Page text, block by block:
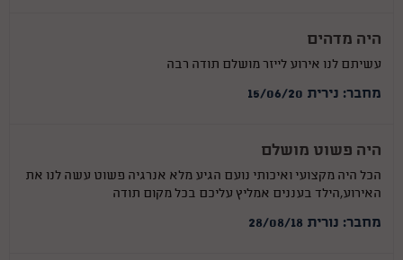
היה מדהים
עשיתם לנו אירוע לייזר מושלם תודה רבה
מחבר: נירית 15/06/20
היה פשוט מושלם
הכל היה מקצועי ואיכותי נועם הגיע מלא אנרגיה פשוט עשה לנו את
האירוע,הילד בעננים אמליץ עליכם בכל מקום תודה
מחבר: נורית 28/08/18